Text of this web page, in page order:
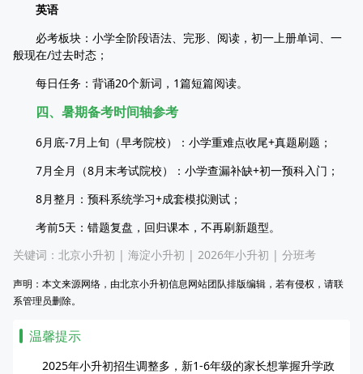
英语
必考板块：小学全阶段语法、完形、阅读，初一上册单词、一
般现在/过去时态；
每日任务：背诵20个新词，1篇短篇阅读。
四、暑期备考时间轴参考
6月底-7月上旬（早考院校）：小学重难点收尾+真题刷题；
7月全月（8月末考试院校）：小学查漏补缺+初一预科入门；
8月整月：预科系统学习+成套模拟测试；
考前5天：错题复盘，回归课本，不再刷新题型。
关键词： 北京小升初 | 海淀小升初 | 2026年小升初 | 分班考
声明：本文来源网络，由北京小升初信息网站团队排版编辑，若有侵权，请联
系管理员删除。
温馨提示
2025年小升初招生调整多，新1-6年级的家长想掌握升学政